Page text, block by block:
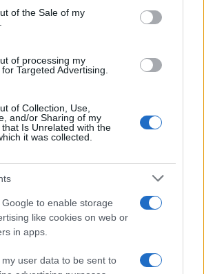
of the Sale of my
of processing my
Targeted Advertising.
of Collection, Use,
and/or Sharing of my
Is Unrelated with the
it was collected.
to enable storage
like cookies on web or
in apps.
user data to be sent to
Eventi e Protezione dei Dati